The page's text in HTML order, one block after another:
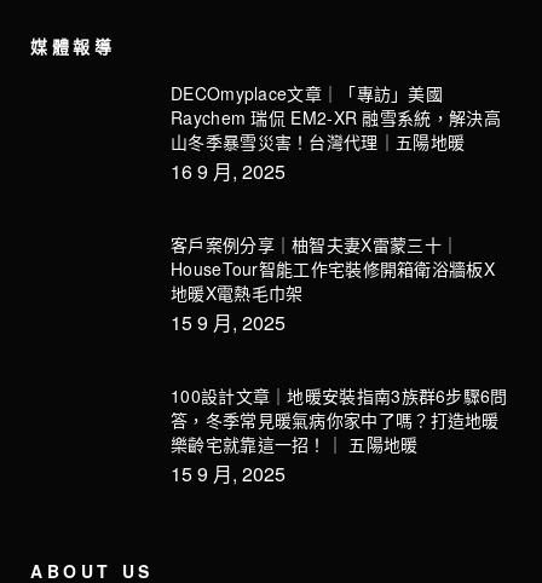
媒體報導
DECOmyplace文章｜「專訪」美國
Raychem 瑞侃 EM2-XR 融雪系統，解決高
山冬季暴雪災害！台灣代理｜五陽地暖
16 9 月, 2025
客戶案例分享｜柚智夫妻X雷蒙三十｜
HouseTour智能工作宅裝修開箱衛浴牆板X
地暖X電熱毛巾架
15 9 月, 2025
100設計文章｜地暖安裝指南3族群6步驟6問
答，冬季常見暖氣病你家中了嗎？打造地暖
樂齡宅就靠這一招！｜ 五陽地暖
15 9 月, 2025
ABOUT US